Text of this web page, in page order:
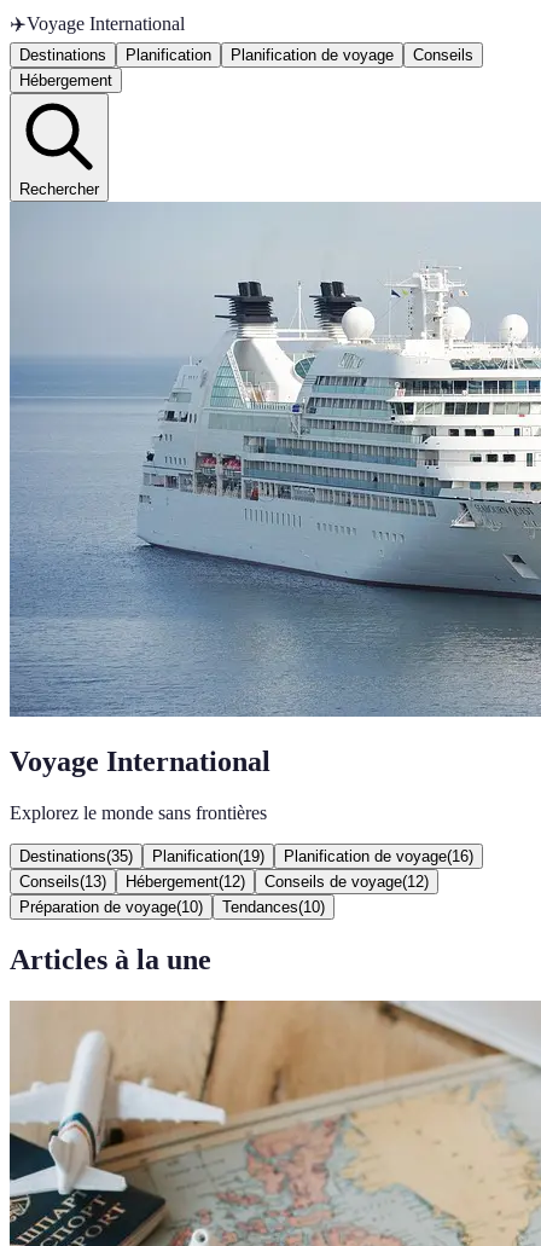
✈️Voyage International
Destinations Planification Planification de voyage
Conseils
Hébergement
Rechercher
Voyage International
Explorez le monde sans frontières
Destinations(35) Planification(19) Planification de voyage(16)
Conseils(13) Hébergement(12) Conseils de voyage(12)
Préparation de voyage(10) Tendances(10)
Articles à la une